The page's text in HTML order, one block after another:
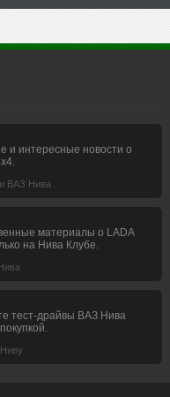
и интересные новости о
ВАЗ Нива
материалы о LADA
на Нива Клубе.
тест-драйвы ВАЗ Нива